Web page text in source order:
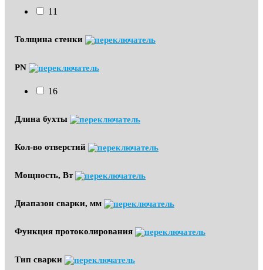
11
Толщина стенки
PN
16
Длина бухты
Кол-во отверстий
Мощность, Вт
Диапазон сварки, мм
Функция протоколирования
Тип сварки